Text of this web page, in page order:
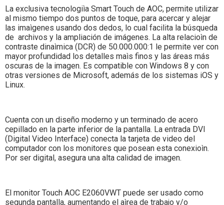
La exclusiva tecnologiìa Smart Touch de AOC, permite utilizar
al mismo tiempo dos puntos de toque, para acercar y alejar
las imaìgenes usando dos dedos, lo cual facilita la búsqueda
de archivos y la ampliación de imágenes. La alta relacioìn de
contraste dinaìmica (DCR) de 50.000.000:1 le permite ver con
mayor profundidad los detalles maìs finos y las áreas más
oscuras de la imagen. Es compatible con Windows 8 y con
otras versiones de Microsoft, además de los sistemas iOS y
Linux.
Cuenta con un diseño moderno y un terminado de acero
cepillado en la parte inferior de la pantalla. La entrada DVI
(Digital Video Interface) conecta la tarjeta de video del
computador con los monitores que posean esta conexioìn.
Por ser digital, asegura una alta calidad de imagen.
El monitor Touch AOC E2060VWT puede ser usado como
segunda pantalla, aumentando el aìrea de trabajo y/o